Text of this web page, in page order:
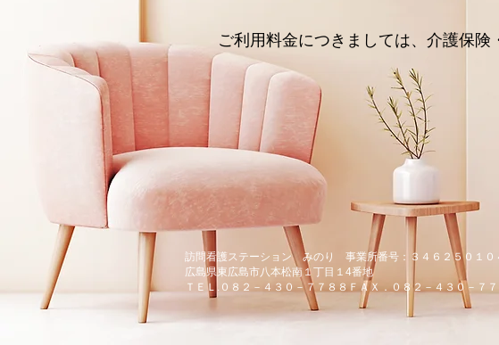
ご利用料金につきましては、介護保険
訪問看護ステーション みのり 事業所番号：３４６２５０１０
広島県東広島市八本松南１丁目１4番地
ＴＥＬ.０８２－４３０－７７８８ＦＡＸ．０８２－４３０－７７